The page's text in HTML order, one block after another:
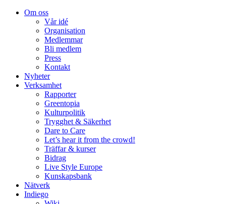
Om oss
Vår idé
Organisation
Medlemmar
Bli medlem
Press
Kontakt
Nyheter
Verksamhet
Rapporter
Greentopia
Kulturpolitik
Trygghet & Säkerhet
Dare to Care
Let’s hear it from the crowd!
Träffar & kurser
Bidrag
Live Style Europe
Kunskapsbank
Nätverk
Indiego